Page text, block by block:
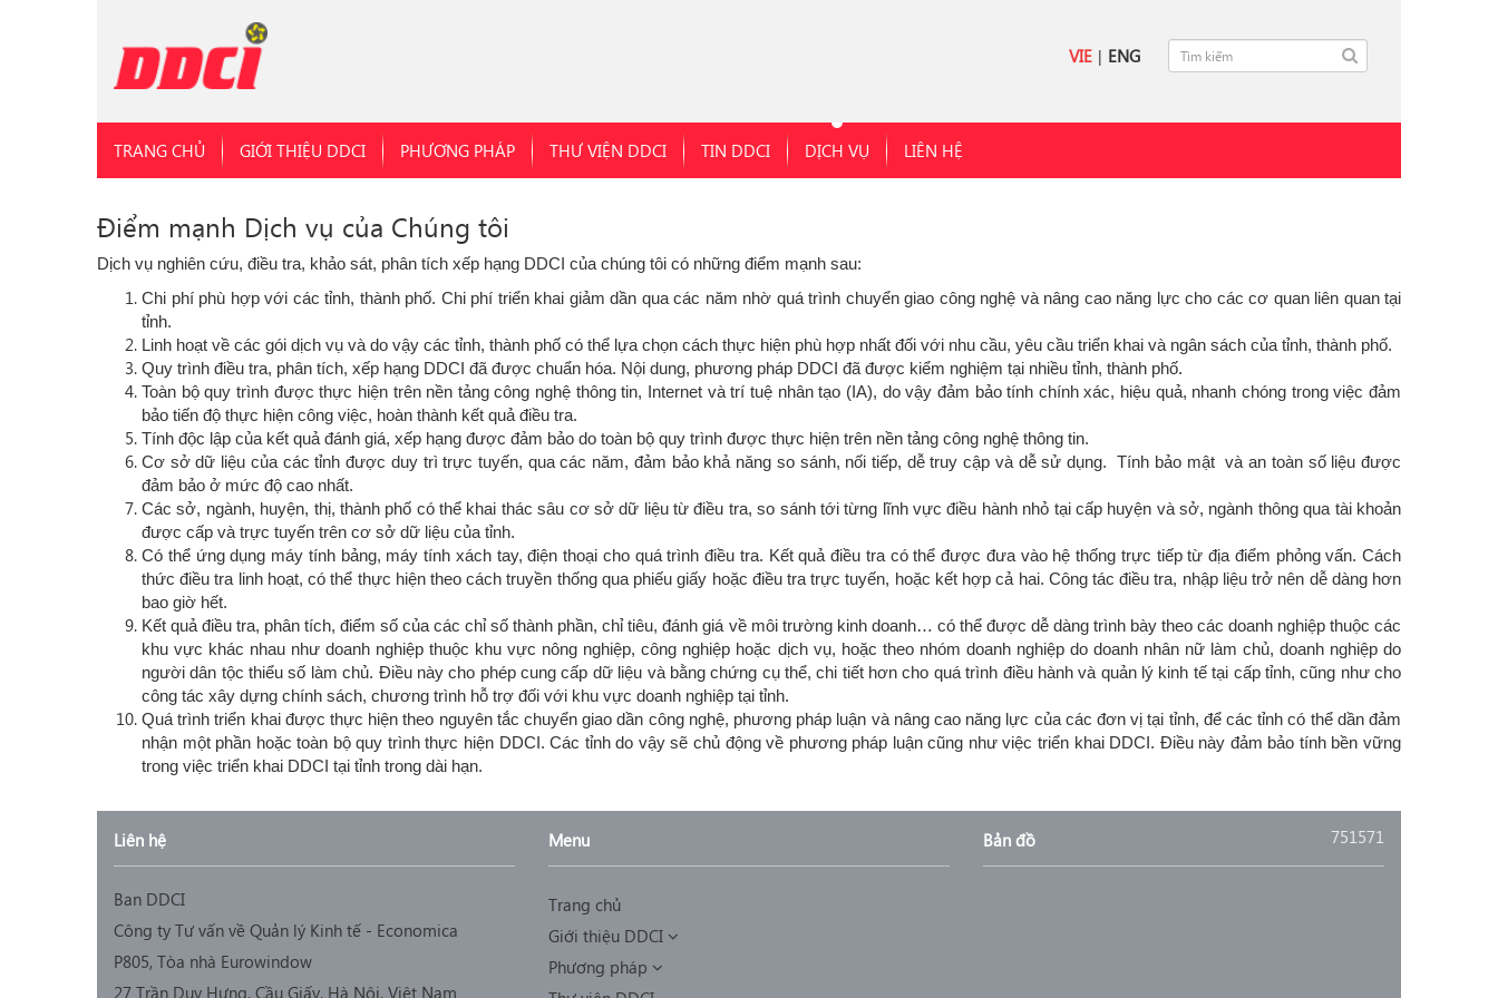
VIE | ENG
TRANG CHỦ GIỚI THIỆU DDCI PHƯƠNG PHÁP THƯ VIỆN DDCI TIN DDCI DỊCH VỤ LIÊN HỆ
Điểm mạnh Dịch vụ của Chúng tôi
Dịch vụ nghiên cứu, điều tra, khảo sát, phân tích xếp hạng DDCI của chúng tôi có những điểm mạnh sau:
Chi phí phù hợp với các tỉnh, thành phố. Chi phí triển khai giảm dần qua các năm nhờ quá trình chuyển giao công nghệ và nâng cao năng lực cho các cơ quan liên quan tại
tỉnh.
Linh hoạt về các gói dịch vụ và do vậy các tỉnh, thành phố có thể lựa chọn cách thực hiện phù hợp nhất đối với nhu cầu, yêu cầu triển khai và ngân sách của tỉnh, thành phố.
Quy trình điều tra, phân tích, xếp hạng DDCI đã được chuẩn hóa. Nội dung, phương pháp DDCI đã được kiểm nghiệm tại nhiều tỉnh, thành phố.
Toàn bộ quy trình được thực hiện trên nền tảng công nghệ thông tin, Internet và trí tuệ nhân tạo (IA), do vậy đảm bảo tính chính xác, hiệu quả, nhanh chóng trong việc đảm
bảo tiến độ thực hiện công việc, hoàn thành kết quả điều tra.
Tính độc lập của kết quả đánh giá, xếp hạng được đảm bảo do toàn bộ quy trình được thực hiện trên nền tảng công nghệ thông tin.
Cơ sở dữ liệu của các tỉnh được duy trì trực tuyến, qua các năm, đảm bảo khả năng so sánh, nối tiếp, dễ truy cập và dễ sử dụng. Tính bảo mật và an toàn số liệu được
đảm bảo ở mức độ cao nhất.
Các sở, ngành, huyện, thị, thành phố có thể khai thác sâu cơ sở dữ liệu từ điều tra, so sánh tới từng lĩnh vực điều hành nhỏ tại cấp huyện và sở, ngành thông qua tài khoản
được cấp và trực tuyến trên cơ sở dữ liệu của tỉnh.
Có thể ứng dụng máy tính bảng, máy tính xách tay, điện thoại cho quá trình điều tra. Kết quả điều tra có thể được đưa vào hệ thống trực tiếp từ địa điểm phỏng vấn. Cách
thức điều tra linh hoạt, có thể thực hiện theo cách truyền thống qua phiếu giấy hoặc điều tra trực tuyến, hoặc kết hợp cả hai. Công tác điều tra, nhập liệu trở nên dễ dàng hơn
bao giờ hết.
Kết quả điều tra, phân tích, điểm số của các chỉ số thành phần, chỉ tiêu, đánh giá về môi trường kinh doanh… có thể được dễ dàng trình bày theo các doanh nghiệp thuộc các
khu vực khác nhau như doanh nghiệp thuộc khu vực nông nghiệp, công nghiệp hoặc dịch vụ, hoặc theo nhóm doanh nghiệp do doanh nhân nữ làm chủ, doanh nghiệp do
người dân tộc thiểu số làm chủ. Điều này cho phép cung cấp dữ liệu và bằng chứng cụ thể, chi tiết hơn cho quá trình điều hành và quản lý kinh tế tại cấp tỉnh, cũng như cho
công tác xây dựng chính sách, chương trình hỗ trợ đối với khu vực doanh nghiệp tại tỉnh.
Quá trình triển khai được thực hiện theo nguyên tắc chuyển giao dần công nghệ, phương pháp luận và nâng cao năng lực của các đơn vị tại tỉnh, để các tỉnh có thể dần đảm
nhận một phần hoặc toàn bộ quy trình thực hiện DDCI. Các tỉnh do vậy sẽ chủ động về phương pháp luận cũng như việc triển khai DDCI. Điều này đảm bảo tính bền vững
trong việc triển khai DDCI tại tỉnh trong dài hạn.
Liên hệ
Ban DDCI
Công ty Tư vấn về Quản lý Kinh tế - Economica
P805, Tòa nhà Eurowindow
27 Trần Duy Hưng, Cầu Giấy, Hà Nội, Việt Nam
Menu
Trang chủ
Giới thiệu DDCI
Phương pháp
Bản đồ 751571